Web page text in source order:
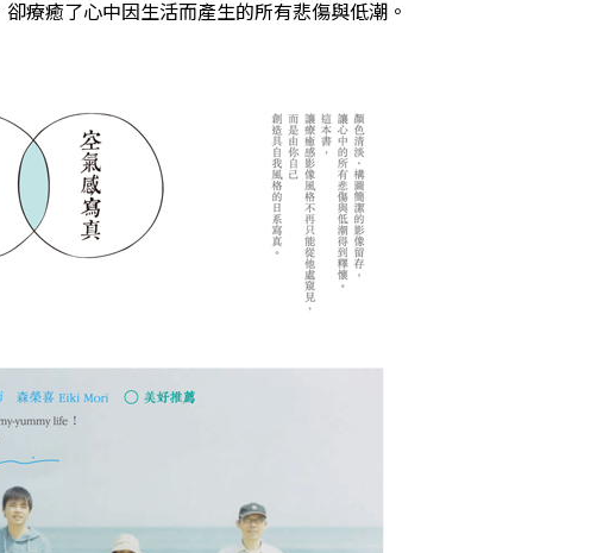
療癒了心中因生活而產生的所有悲傷與低潮。